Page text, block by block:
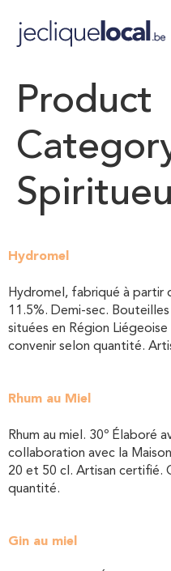
Product
Hydromel
Hydromel, fabriqué à partir
11.5%. Demi-sec.
situées en Région
convenir selon quantité.
Rhum au Miel
Rhum au miel. 30º Élaboré
collaboration avec la
20 et 50 cl. Artisan certifié.
quantité.
Gin au miel